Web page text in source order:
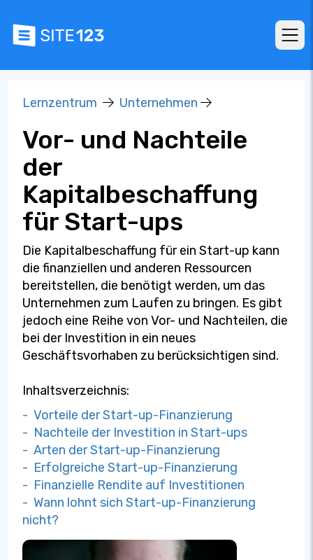
Lernzentrum Unternehmen
Vor- und Nachteile
der
Kapitalbeschaffung
für Start-ups
Die Kapitalbeschaffung für ein Start-up kann
die finanziellen und anderen Ressourcen
bereitstellen, die benötigt werden, um das
Unternehmen zum Laufen zu bringen. Es gibt
jedoch eine Reihe von Vor- und Nachteilen, die
bei der Investition in ein neues
Geschäftsvorhaben zu berücksichtigen sind.
Inhaltsverzeichnis:
- Vorteile der Start-up-Finanzierung
- Nachteile der Investition in Start-ups
- Arten der Start-up-Finanzierung
- Erfolgreiche Start-up-Finanzierung
- Finanzielle Rendite auf Investitionen
- Wann lohnt sich Start-up-Finanzierung
nicht?